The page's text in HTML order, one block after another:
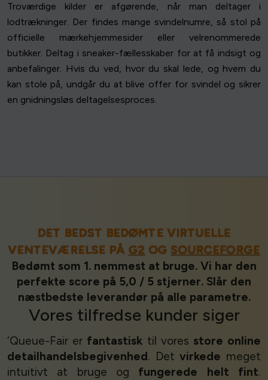
Troværdige kilder er afgørende, når man deltager i
lodtrækninger. Der findes mange svindelnumre, så stol på
officielle mærkehjemmesider eller velrenommerede
butikker. Deltag i sneaker-fællesskaber for at få indsigt og
anbefalinger. Hvis du ved, hvor du skal lede, og hvem du
kan stole på, undgår du at blive offer for svindel og sikrer
en gnidningsløs deltagelsesproces.
DET BEDST BEDØMTE VIRTUELLE
VENTEVÆRELSE PÅ G2 OG SOURCEFORGE
Bedømt som 1. nemmest at bruge. Vi har den
perfekte score på 5,0 / 5 stjerner. Slår den
næstbedste leverandør på alle parametre.
Vores tilfredse kunder siger
‘Queue-Fair er fantastisk til vores store online
detailhandelsbegivenhed. Detvirkede meget
intuitivt at bruge og fungerede helt fint.